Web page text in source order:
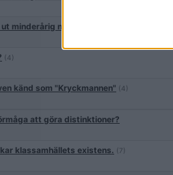
ut minderårig nationalist med kopplingar
(4)
känd som "Kryckmannen" (4)
att göra distinktioner?
klassamhällets existens. (7)